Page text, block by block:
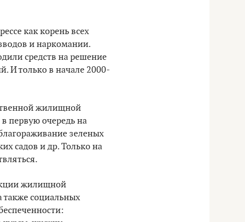
как корень всех
и наркомании.
средств на решение
И только в начале 2000-
жилищной
первую очередь на
зеленых
садов и др. Только на
жилищной
также социальных